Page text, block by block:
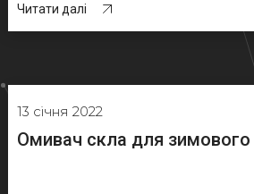
Читати далі
13 січня 2022
Омивач скла для зимового